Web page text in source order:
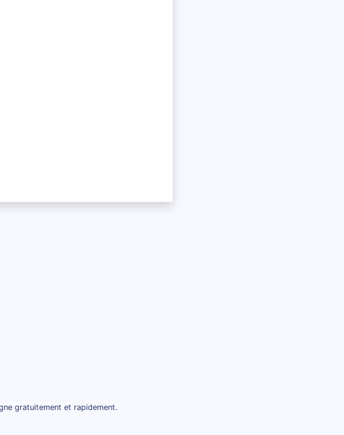
gratuitement et rapidement.